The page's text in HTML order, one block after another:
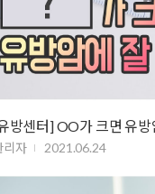
방센터] OO가 크면 유방
리자 2021.06.24